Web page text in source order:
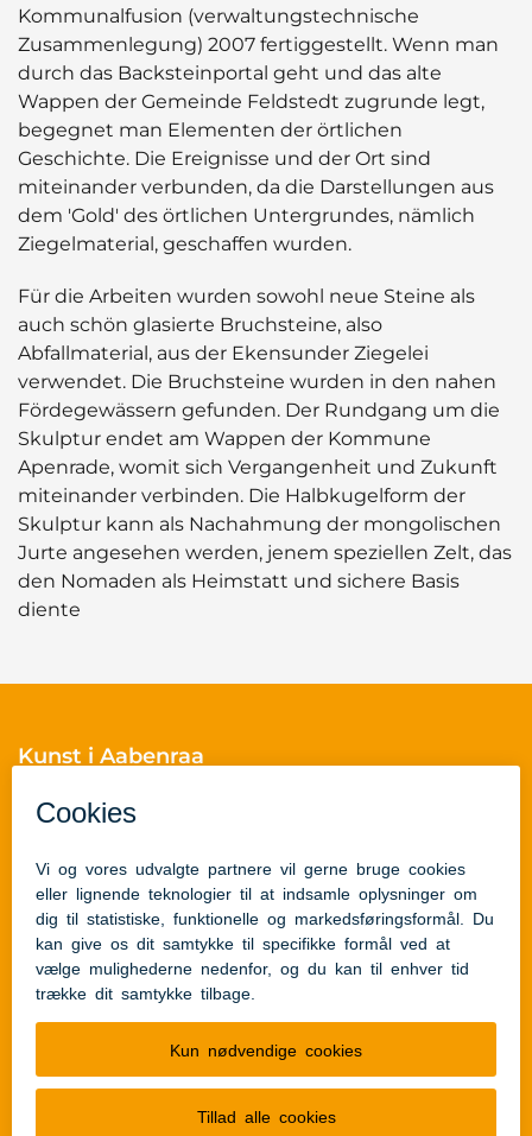
Kommunalfusion (verwaltungstechnische
Zusammenlegung) 2007 fertiggestellt. Wenn man
durch das Backsteinportal geht und das alte
Wappen der Gemeinde Feldstedt zugrunde legt,
begegnet man Elementen der örtlichen
Geschichte. Die Ereignisse und der Ort sind
miteinander verbunden, da die Darstellungen aus
dem 'Gold' des örtlichen Untergrundes, nämlich
Ziegelmaterial, geschaffen wurden.
Für die Arbeiten wurden sowohl neue Steine als
auch schön glasierte Bruchsteine, also
Abfallmaterial, aus der Ekensunder Ziegelei
verwendet. Die Bruchsteine wurden in den nahen
Fördegewässern gefunden. Der Rundgang um die
Skulptur endet am Wappen der Kommune
Apenrade, womit sich Vergangenheit und Zukunft
miteinander verbinden. Die Halbkugelform der
Skulptur kann als Nachahmung der mongolischen
Jurte angesehen werden, jenem speziellen Zelt, das
den Nomaden als Heimstatt und sichere Basis
diente
Kunst i Aabenraa
6200 Aabenraa
Skulpturguides
Skulpturguide for børn
Skulpturguide for voksne
Links
Tilgængelighedserklæring